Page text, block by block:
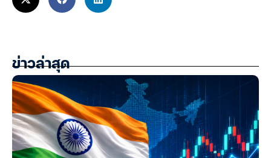
ข่าวล่าสุด